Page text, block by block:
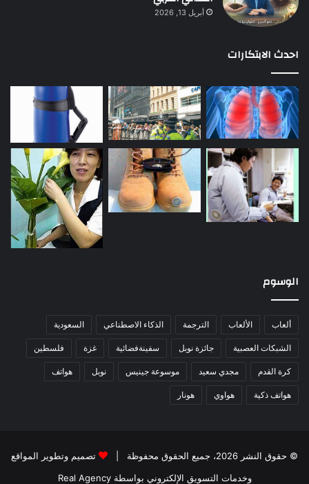
أبريل 13, 2026
احدث الابتكارات
الوسوم
ألعاب الألعاب الترجمة الذكاء الاصطناعي السعودية
الشبكات العصبية جائزة نوبل سفينةفضائية غزة فلسطين
كرة القدم مجدي سعيد موسوعة جينيس نوبل هواتف
هواتف ذكية هواوي هونار
© حقوق النشر 2026، جميع الحقوق محفوظة |
تصميم وتطوير المواقع
وخدمات التسويق الإلكتروني بواسطة Real Agency